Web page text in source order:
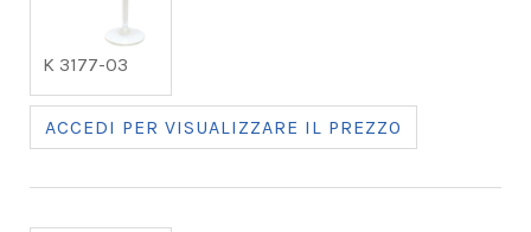
K 3177-03
ACCEDI PER VISUALIZZARE IL PREZZO